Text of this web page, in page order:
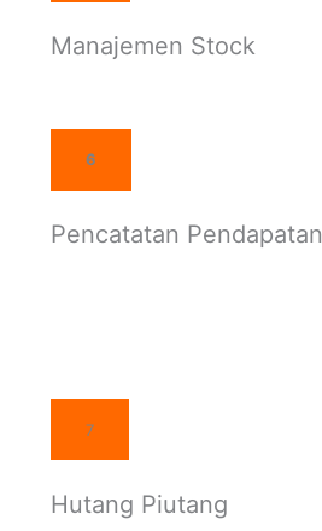
Manajemen Stock
6
Pencatatan Pendapatan
7
Hutang Piutang